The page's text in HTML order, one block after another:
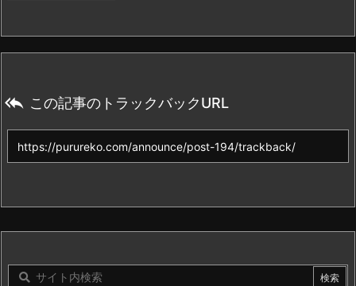
 この記事のトラックバックURL